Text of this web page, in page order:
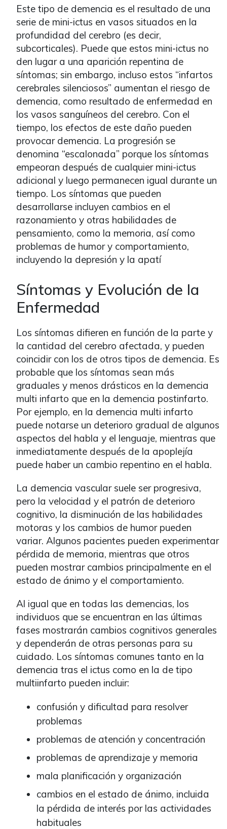
Este tipo de demencia es el resultado de una
serie de mini-ictus en vasos situados en la
profundidad del cerebro (es decir,
subcorticales). Puede que estos mini-ictus no
den lugar a una aparición repentina de
síntomas; sin embargo, incluso estos “infartos
cerebrales silenciosos” aumentan el riesgo de
demencia, como resultado de enfermedad en
los vasos sanguíneos del cerebro. Con el
tiempo, los efectos de este daño pueden
provocar demencia. La progresión se
denomina “escalonada” porque los síntomas
empeoran después de cualquier mini-ictus
adicional y luego permanecen igual durante un
tiempo. Los síntomas que pueden
desarrollarse incluyen cambios en el
razonamiento y otras habilidades de
pensamiento, como la memoria, así como
problemas de humor y comportamiento,
incluyendo la depresión y la apatí
Síntomas y Evolución de la
Enfermedad
Los síntomas difieren en función de la parte y
la cantidad del cerebro afectada, y pueden
coincidir con los de otros tipos de demencia. Es
probable que los síntomas sean más
graduales y menos drásticos en la demencia
multi infarto que en la demencia postinfarto.
Por ejemplo, en la demencia multi infarto
puede notarse un deterioro gradual de algunos
aspectos del habla y el lenguaje, mientras que
inmediatamente después de la apoplejía
puede haber un cambio repentino en el habla.
La demencia vascular suele ser progresiva,
pero la velocidad y el patrón de deterioro
cognitivo, la disminución de las habilidades
motoras y los cambios de humor pueden
variar. Algunos pacientes pueden experimentar
pérdida de memoria, mientras que otros
pueden mostrar cambios principalmente en el
estado de ánimo y el comportamiento.
Al igual que en todas las demencias, los
individuos que se encuentran en las últimas
fases mostrarán cambios cognitivos generales
y dependerán de otras personas para su
cuidado. Los síntomas comunes tanto en la
demencia tras el ictus como en la de tipo
multiinfarto pueden incluir:
confusión y dificultad para resolver
problemas
problemas de atención y concentración
problemas de aprendizaje y memoria
mala planificación y organización
cambios en el estado de ánimo, incluida
la pérdida de interés por las actividades
habituales